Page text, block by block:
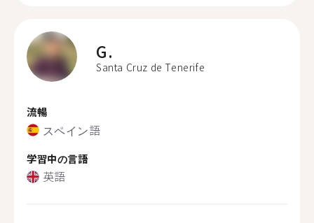
G.
Santa Cruz de Tenerife
流暢
スペイン語
学習中の言語
英語